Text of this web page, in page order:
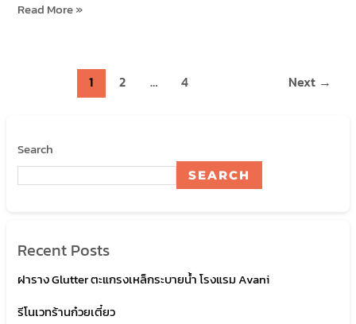
Read More »
1 2 … 4 Next →
Search
SEARCH
Recent Posts
ฝาราง Glutter ตะแกรงเหล็กระบายน้ำ โรงแรม Avani
รีโนเวทร้านก๋วยเตี๋ยว